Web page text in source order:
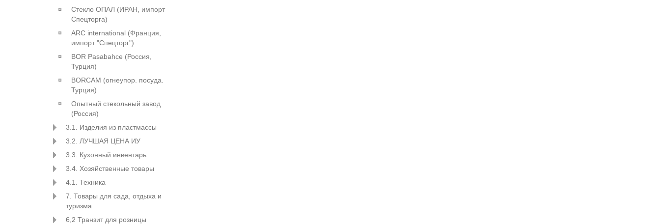
Стекло ОПАЛ (ИРАН, импорт
Спецторга)
ARC international (Франция,
импорт "Спецторг")
BOR Pasabahce (Росcия,
Турция)
BORCAM (огнеупор. посуда.
Турция)
Опытный стекольный завод
(Россия)
3.1. Изделия из пластмассы
3.2. ЛУЧШАЯ ЦЕНА ИУ
3.3. Кухонный инвентарь
3.4. Хозяйственные товары
4.1. Техника
7. Товары для сада, отдыха и
туризма
6,2 Транзит для розницы